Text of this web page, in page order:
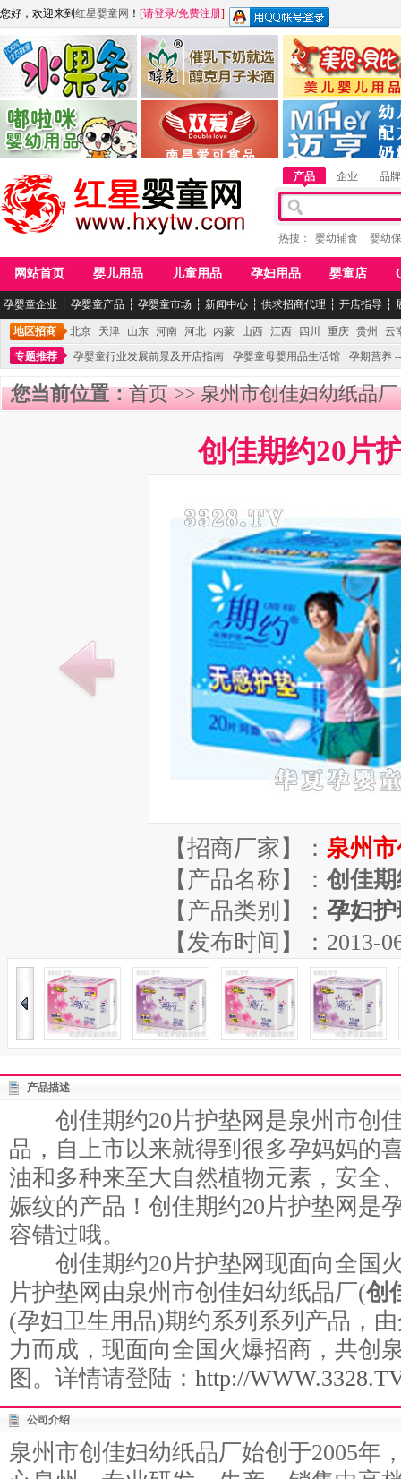
您好，欢迎来到 红星婴童网 ！ [请登录/免费注册]
江西麦嘟嘟食品有限公司
青岛嘟啦咪婴幼儿用品公司
江西醇之客月子米酒 惠州市美儿婴儿用品
湖南迈亨母婴用品有限
产品 企业 品牌
热搜： 婴幼辅食 婴幼
网站首页 婴儿用品 儿童用品 孕妇用品 婴童店
孕婴童企业 ┆ 孕婴童产品 ┆ 孕婴童市场 ┆ 新闻中心 ┆ 供求招商代理 ┆ 开店指导 ┆
地区招商 北京 天津 山东 河南 河北 内蒙 山西 江西 四川 重庆 贵州
云
专题推荐
孕婴童行业发展前景及开店指南 孕婴童母婴用品生活馆 孕期营养
您当前位置：首页>>泉州市创佳妇幼纸品厂
创佳期约20片
【招商厂家】： 泉州
【产品名称】： 创佳
【产品类别】： 孕妇
【发布时间】：2013-
产品描述
创佳期约20片护垫网是泉州市创
品，自上市以来就得到很多孕妈妈的
油和多种来至大自然植物元素，安全
娠纹的产品！创佳期约20片护垫网是
容错过哦。
创佳期约20片护垫网现面向全国
片护垫网由泉州市创佳妇幼纸品厂(创
(孕妇卫生用品)期约系列系列产品，
力而成，现面向全国火爆招商，共创
图。详情请登陆： http://
公司介绍
泉州市创佳妇幼纸品厂始创于2005年